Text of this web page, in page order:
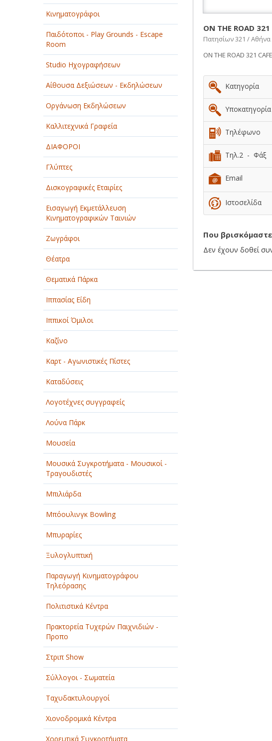
ΕΜΠΟΡΙΟ - ΕΜΠΟΡΙΚΑ ΚΑΤΑΣΤΗΜΑΤΑ
ΕΡΓΟΣΤΑΣΙΑ - ΒΙΟΜΗΧΑΝΙΕΣ
ΞΕΝΟΔΟΧΕΙΑ - ΤΟΥΡΙΣΜΟΣ
ΟΜΟΡΦΙΑ
ΠΑΡΟΧΗ ΥΠΗΡΕΣΙΩΝ
ΤΕΧΝΙΚΑ - ΚΑΤΑΣΚΕΥΑΣΤΙΚΑ
ΤΕΧΝΟΛΟΓΙΑ
ΥΓΕΙΑ - ΙΑΤΡΟΙ
ΦΑΓΗΤΟ
Κινηματογράφοι
Παιδότοποι - Play Grounds - Escape
Room
Studio Ηχογραφήσεων
Αίθουσα Δεξιώσεων - Εκδηλώσεων
Οργάνωση Εκδηλώσεων
Καλλιτεχνικά Γραφεία
ΔΙΑΦΟΡΟΙ
Γλύπτες
Δισκογραφικές Εταιρίες
Εισαγωγή Εκμετάλλευση
Κινηματογραφικών Ταινιών
Ζωγράφοι
Θέατρα
Θεματικά Πάρκα
Ιππασίας Είδη
Ιππικοί Όμιλοι
Καζίνο
Καρτ - Αγωνιστικές Πίστες
Καταδύσεις
Λογοτέχνες συγγραφείς
Λούνα Πάρκ
Μουσεία
Μουσικά Συγκροτήματα - Μουσικοί -
Τραγουδιστές
Μπιλιάρδα
Μπόουλινγκ Bowling
Μπυραρίες
Ξυλογλυπτική
Παραγωγή Κινηματογράφου
Τηλεόρασης
Πολιτιστικά Κέντρα
Πρακτορεία Τυχερών Παιχνιδιών -
Προπο
Στριπ Show
Σύλλογοι - Σωματεία
Ταχυδακτυλουργοί
Χιονοδρομικά Κέντρα
Χορευτικά Συγκροτήματα
ON THE ROAD
Πατησίων 321 / Αθήνα
ON THE ROAD 321
Κατηγορία
Υποκατηγορία
Τηλέφωνο
Τηλ.2 - Φάξ
Email
Ιστοσελίδα
Που
Δεν έχουν δοθεί